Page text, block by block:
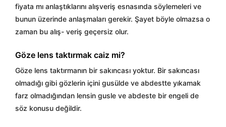
fiyata mı anlaştıklarını alışveriş esnasında söylemeleri ve
bunun üzerinde anlaşmaları gerekir. Şayet böyle olmazsa o
zaman bu alış- veriş geçersiz olur.
Göze lens taktırmak caiz mi?
Göze lens taktırmanın bir sakıncası yoktur. Bir sakıncası
olmadığı gibi gözlerin içini gusülde ve abdestte yıkamak
farz olmadığından lensin gusle ve abdeste bir engeli de
söz konusu değildir.